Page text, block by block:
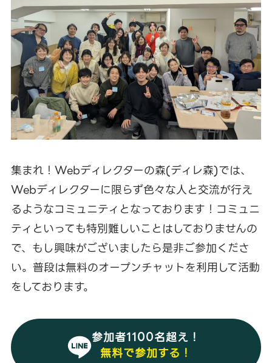
集まれ！Webディレクターの森(ディレ森)では、
Webディレクターに限らず色々な人と交流が行え
るようなコミュニティとなっております！コミュニ
ティといっても特別難しいことはしておりませんの
で、もし興味がございましたら是非ご参加くださ
い。普段は無料のオープンチャットを利用して活動
をしております。
参加者1100名超え！
無料で参加する！